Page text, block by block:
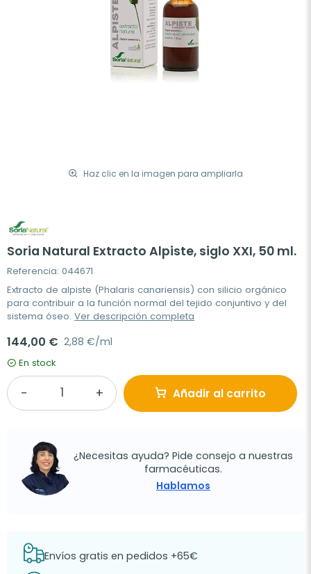
Haz clic en la imagen para ampliarla
Soria Natural Extracto Alpiste, siglo XXI, 50 ml.
Referencia: 044671
Extracto de alpiste (Phalaris canariensis) con silicio orgánico
para contribuir a la función normal del tejido conjuntivo y del
sistema óseo. Ver descripción completa
144,00 € 2,88 €/ml
En stock
Añadir al carrito
¿Necesitas ayuda? Pide consejo a nuestras
farmacéuticas.
Hablamos
Envíos gratis en pedidos +65€